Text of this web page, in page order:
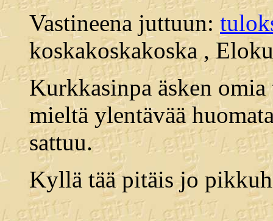
Vastineena juttuun:
koskakoskakoska ,
Kurkkasinpa äsken
mieltä ylentävää
sattuu.
Kyllä tää pitäis jo